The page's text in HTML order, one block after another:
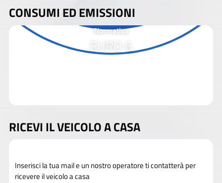
CONSUMI ED EMISSIONI
Normativa
EURO 6
RICEVI IL VEICOLO A CASA
Inserisci la tua mail e un nostro operatore ti contatterà per
ricevere il veicolo a casa